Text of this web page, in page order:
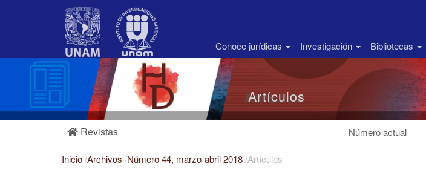
Barra
Conoce jurídicas Investigación Bibliotecas
Artículos
Revistas Número actual
Inicio/Archivos /Número 44, marzo-abril 2018/Artículos